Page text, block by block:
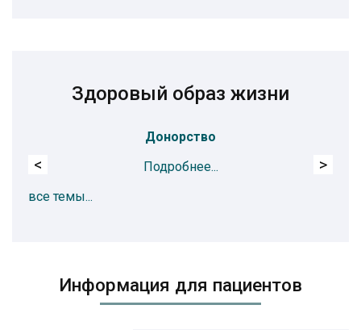
Здоровый образ жизни
Донорство
Подробнее...
< >
все темы...
Информация для пациентов